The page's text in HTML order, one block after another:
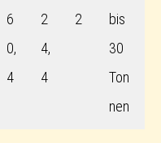
6
0,
4
2
4,
4
2
bis
30
Ton
nen